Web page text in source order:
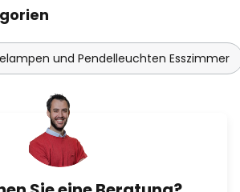
und Pendelleuchten Esszimmer